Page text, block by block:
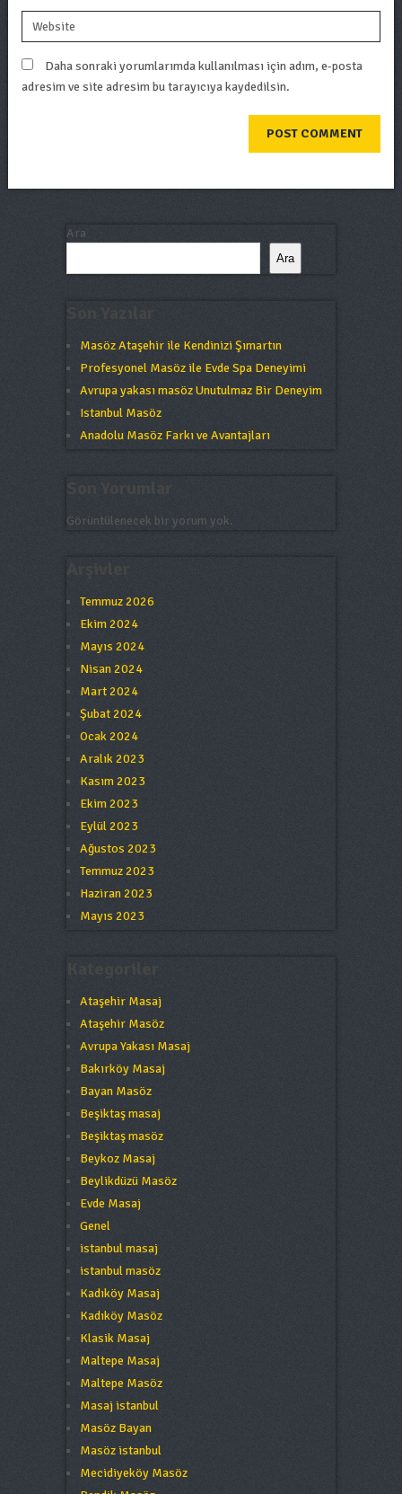
Daha sonraki yorumlarımda kullanılması için adım, e-posta
adresim ve site adresim bu tarayıcıya kaydedilsin.
Ara
Ara
Masöz Ataşehir ile Kendinizi Şımartın
Profesyonel Masöz ile Evde Spa Deneyimi
Avrupa yakası masöz Unutulmaz Bir Deneyim
Istanbul Masöz
Anadolu Masöz Farkı ve Avantajları
Görüntülenecek bir yorum yok.
Temmuz 2026
Ekim 2024
Mayıs 2024
Nisan 2024
Mart 2024
Şubat 2024
Ocak 2024
Aralık 2023
Kasım 2023
Ekim 2023
Eylül 2023
Ağustos 2023
Temmuz 2023
Haziran 2023
Mayıs 2023
Ataşehir Masaj
Ataşehir Masöz
Avrupa Yakası Masaj
Bakırköy Masaj
Bayan Masöz
Beşiktaş masaj
Beşiktaş masöz
Beykoz Masaj
Beylikdüzü Masöz
Evde Masaj
Genel
istanbul masaj
istanbul masöz
Kadıköy Masaj
Kadıköy Masöz
Klasik Masaj
Maltepe Masaj
Maltepe Masöz
Masaj istanbul
Masöz Bayan
Masöz istanbul
Mecidiyeköy Masöz